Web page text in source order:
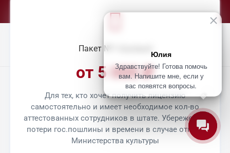
Юлия
Здравствуйте! Готова помочь
вам. Напишите мне, если у
вас появятся вопросы.
Пакет №1 базовый
от 5 000 ₽
Для тех, кто хочет получить лицензию
самостоятельно и имеет необходимое кол-во
аттестованных сотрудников в штате. Убережет от
потери гос.пошлины и времени в случае отказа
Министерства культуры
© СТРОИТЕЛЬНЫЕ РЕЕСТРЫ, 2026